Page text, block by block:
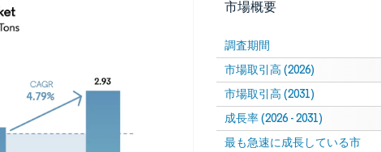
市場概要
調査期間
市場取引高 (2026)
市場取引高 (2031)
成長率 (2026 - 2031)
最も急速に成長している市